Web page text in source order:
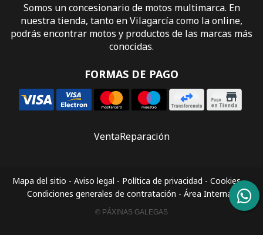
Somos un concesionario de motos multimarca. En
nuestra tienda, tanto en Vilagarcía como la online,
podrás encontrar motos y productos de las marcas más
conocidas.
FORMAS DE PAGO
VentaReparación
Mapa del sitio - Aviso legal - Política de privacidad - Cookies-
Condiciones generales de contratación - Área Interna
© PÁXINAS GALEGAS